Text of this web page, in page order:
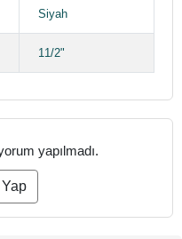
Siyah
11/2"
yapılmadı.